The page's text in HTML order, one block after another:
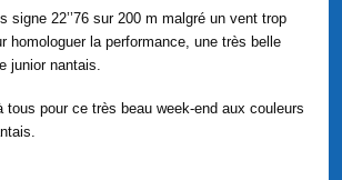
signe 22’’76 sur 200 m malgré un vent trop
homologuer la performance, une très belle
junior nantais.
tous pour ce très beau week-end aux couleurs